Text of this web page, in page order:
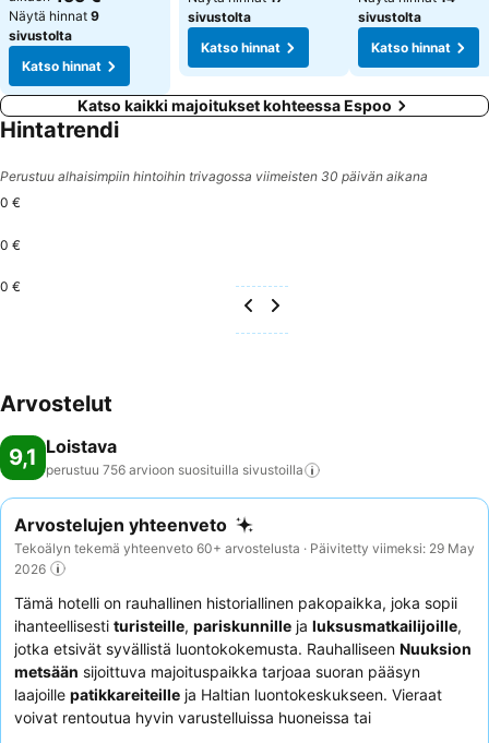
Näytä hinnat 9
sivustolta
Katso hinnat
sivustolta
Katso hinnat
sivustolta
Katso hinnat
Katso kaikki majoitukset kohteessa Espoo
Hintatrendi
Perustuu alhaisimpiin hintoihin trivagossa viimeisten 30 päivän aikana
0 €
0 €
0 €
Arvostelut
9,1 Loistava
perustuu 756 arvioon suosituilla sivustoilla
Arvostelujen yhteenveto
Tekoälyn tekemä yhteenveto 60+ arvostelusta · Päivitetty viimeksi: 29 May
2026
Tämä hotelli on rauhallinen historiallinen pakopaikka, joka sopii
ihanteellisesti turisteille, pariskunnille ja luksusmatkailijoille,
jotka etsivät syvällistä luontokokemusta. Rauhalliseen Nuuksion
metsään sijoittuva majoituspaikka tarjoaa suoran pääsyn
laajoille patikkareiteille ja Haltian luontokeskukseen. Vieraat
voivat rentoutua hyvin varustelluissa huoneissa tai